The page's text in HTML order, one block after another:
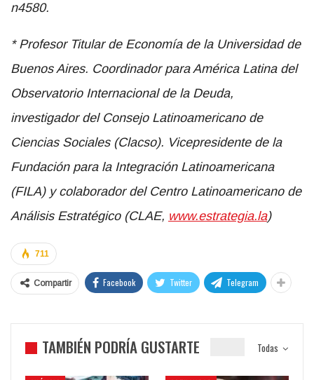
n4580.
* Profesor Titular de Economía de la Universidad de
Buenos Aires. Coordinador para América Latina del
Observatorio Internacional de la Deuda,
investigador del Consejo Latinoamericano de
Ciencias Sociales (Clacso). Vicepresidente de la
Fundación para la Integración Latinoamericana
(FILA) y colaborador del Centro Latinoamericano de
Análisis Estratégico (CLAE, www.estrategia.la)
711
Compartir Facebook Twitter Telegram
Todas
TAMBIÉN PODRÍA GUSTARTE